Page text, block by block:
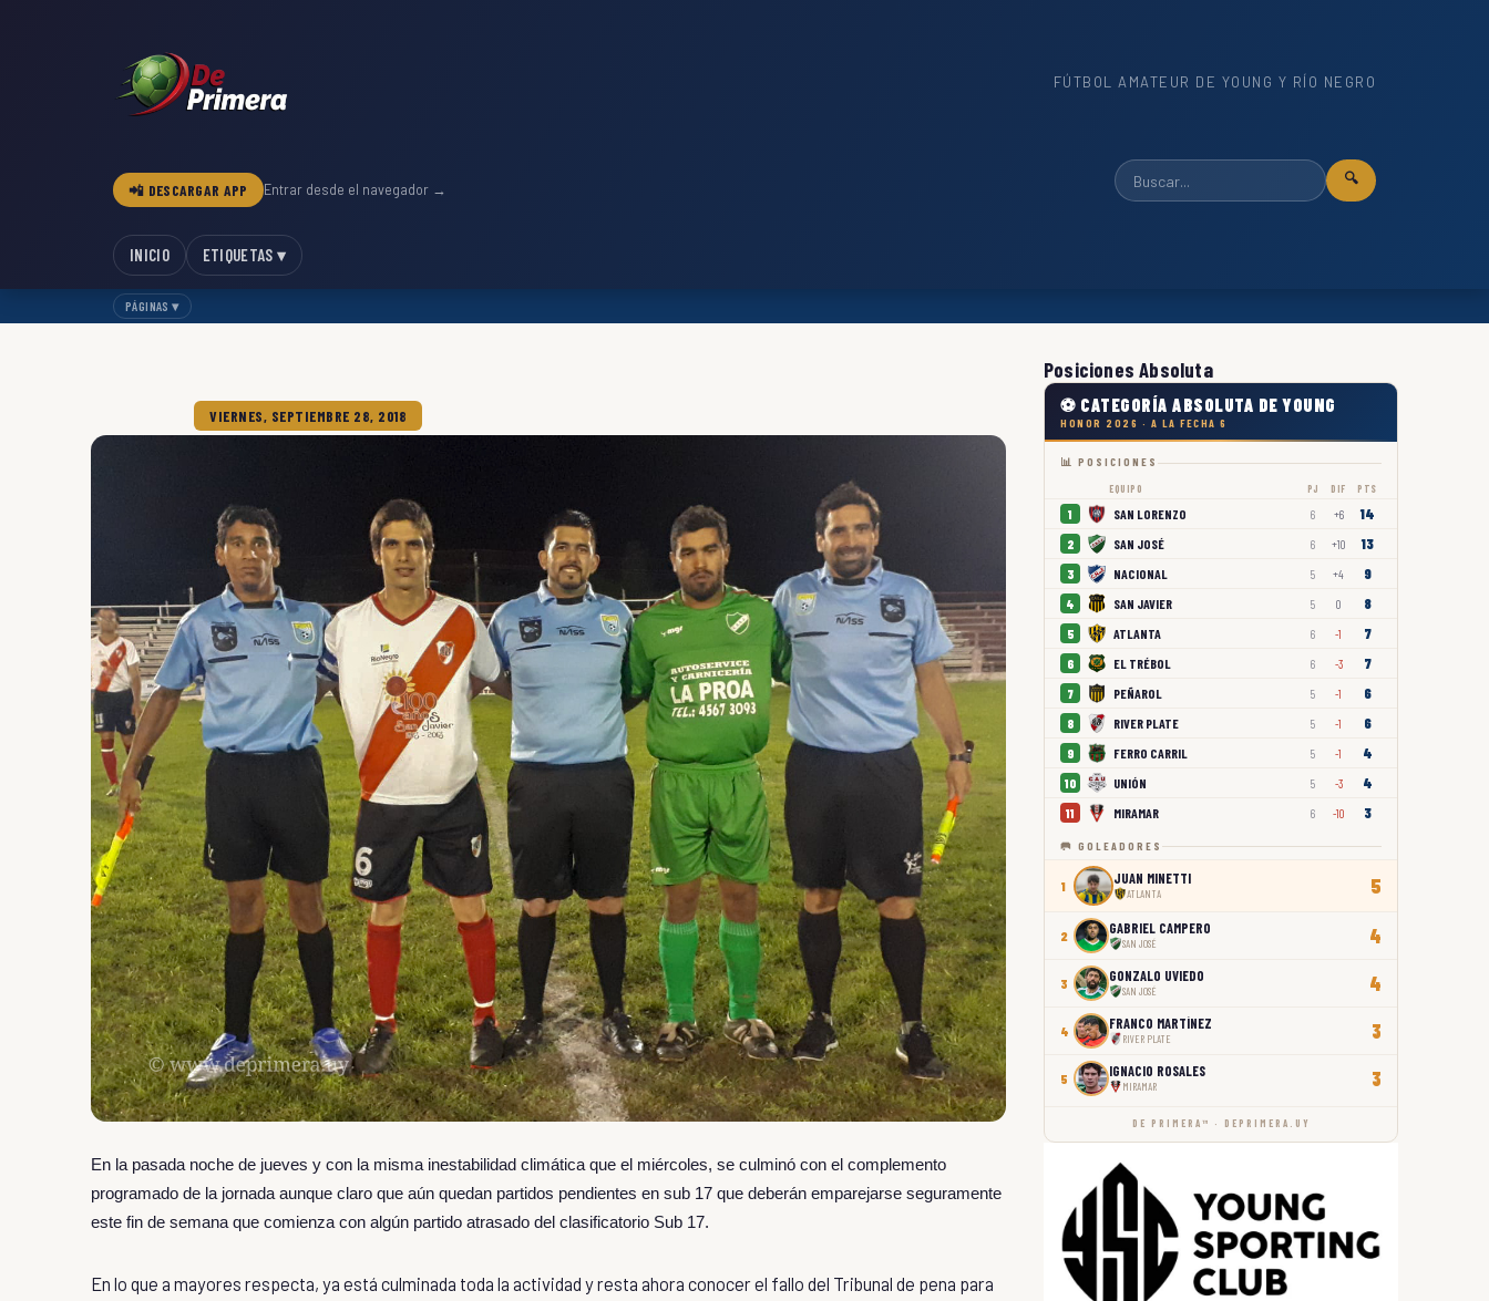
FÚTBOL AMATEUR DE YOUNG Y RÍO NEGRO
📲 DESCARGAR APP Entrar desde el navegador →
🔍
INICIO ETIQUETAS ▾
PÁGINAS ▾
VIERNES, SEPTIEMBRE 28, 2018
En la pasada noche de jueves y con la misma inestabilidad climática que el miércoles, se culminó con el complemento
programado de la jornada aunque claro que aún quedan partidos pendientes en sub 17 que deberán emparejarse seguramente
este fin de semana que comienza con algún partido atrasado del clasificatorio Sub 17.
En lo que a mayores respecta, ya está culminada toda la actividad y resta ahora conocer el fallo del Tribunal de pena para
Posiciones Absoluta
⚽ CATEGORÍA ABSOLUTA DE YOUNG
HONOR 2026 · A LA FECHA 6
📊 POSICIONES
EQUIPO PJ DIF PTS
1 SAN LORENZO 6 +6 14
2 SAN JOSÉ 6 +10 13
3 NACIONAL 5 +4 9
4 SAN JAVIER 5 0 8
5 ATLANTA 6 -1 7
6 EL TRÉBOL 6 -3 7
7 PEÑAROL 5 -1 6
8 RIVER PLATE 5 -1 6
9 FERRO CARRIL 5 -1 4
10 UNIÓN 5 -3 4
11 MIRAMAR 6 -10 3
🥅 GOLEADORES
1 JUAN MINETTI
ATLANTA 5
2 GABRIEL CAMPERO
SAN JOSÉ 4
3 GONZALO UVIEDO
SAN JOSÉ 4
4 FRANCO MARTÍNEZ
RIVER PLATE 3
5 IGNACIO ROSALES
MIRAMAR 3
DE PRIMERA™ · DEPRIMERA.UY